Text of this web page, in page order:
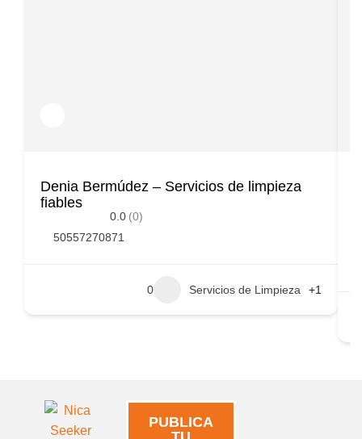
Denia Bermúdez – Servicios de limpieza
fiables
0.0 (0)
50557270871
0 Servicios de Limpieza +1
PUBLICA